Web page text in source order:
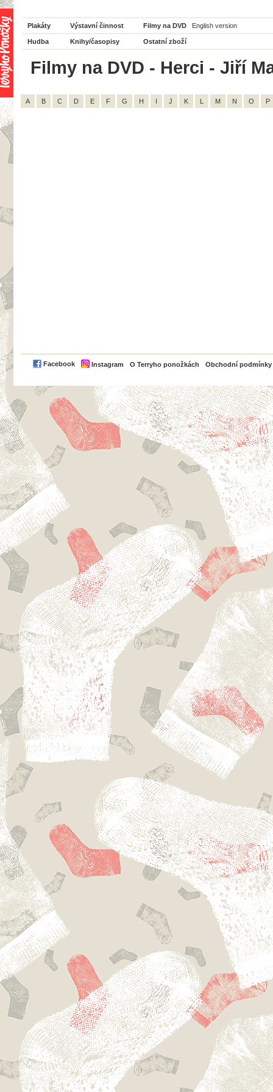
Plakáty Výstavní činnost Filmy na DVD English version
Hudba Knihy/časopisy Ostatní zboží
Filmy na DVD - Herci - Jiří
A B C D E F G H I J K L M N O P
Facebook Instagram O Terryho ponožkách Obchodní podmínky
PayPal